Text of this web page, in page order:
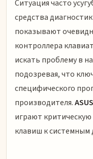
Ситуация часто
средства
показывают
контроллера
искать проблему в
подозревая, что
специфического
производителя.
играют
клавиш к системным